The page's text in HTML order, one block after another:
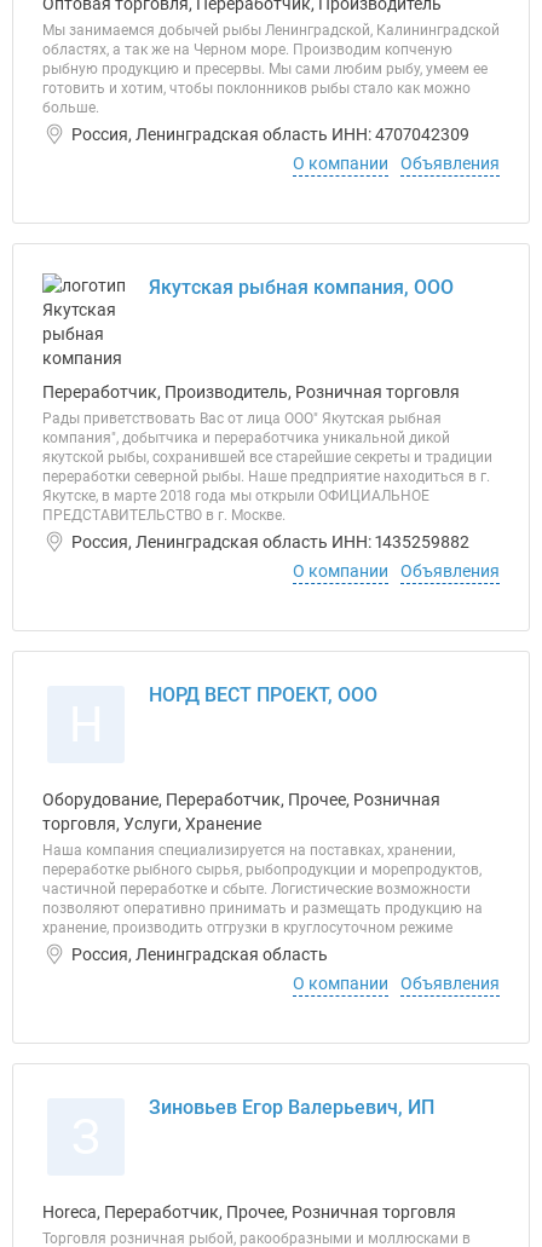
Мы занимаемся добычей рыбы Ленинградской, Калининградской
областях, а так же на Черном море. Производим копченую
рыбную продукцию и пресервы. Мы сами любим рыбу, умеем ее
готовить и хотим, чтобы поклонников рыбы стало как можно
больше.
Россия, Ленинградская область ИНН: 4707042309
О компании
Объявления
Якутская рыбная компания, ООО
Переработчик, Производитель, Розничная торговля
Рады приветствовать Вас от лица ООО" Якутская рыбная
компания", добытчика и переработчика уникальной дикой
якутской рыбы, сохранившей все старейшие секреты и традиции
переработки северной рыбы. Наше предприятие находиться в г.
Якутске, в марте 2018 года мы открыли ОФИЦИАЛЬНОЕ
ПРЕДСТАВИТЕЛЬСТВО в г. Москве.
Россия, Ленинградская область ИНН: 1435259882
О компании
Объявления
НОРД ВЕСТ ПРОЕКТ, ООО
Оборудование, Переработчик, Прочее, Розничная
торговля, Услуги, Хранение
Наша компания специализируется на поставках, хранении,
переработке рыбного сырья, рыбопродукции и морепродуктов,
частичной переработке и сбыте. Логистические возможности
позволяют оперативно принимать и размещать продукцию на
хранение, производить отгрузки в круглосуточном режиме
Россия, Ленинградская область
О компании
Объявления
Зиновьев Егор Валерьевич, ИП
Horeca, Переработчик, Прочее, Розничная торговля
Торговля розничная рыбой, ракообразными и моллюсками в